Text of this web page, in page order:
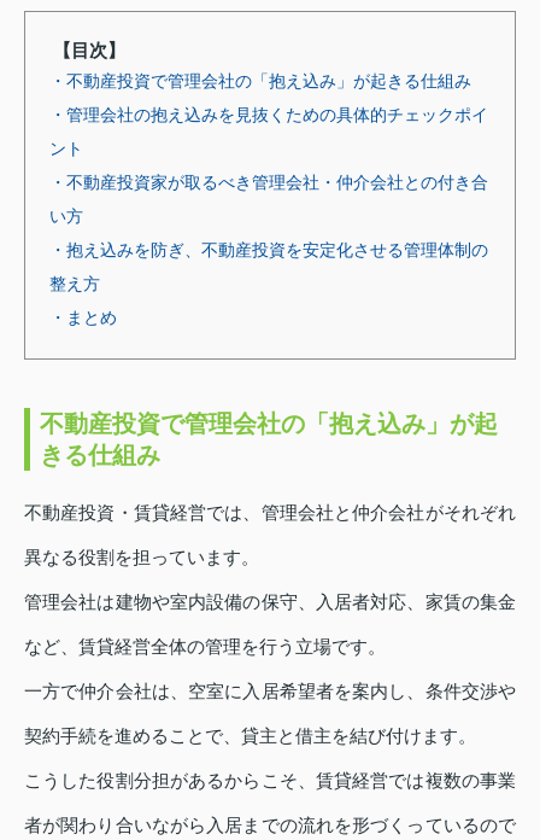
【目次】
・不動産投資で管理会社の「抱え込み」が起きる仕組み
・管理会社の抱え込みを見抜くための具体的チェックポイ
ント
・不動産投資家が取るべき管理会社・仲介会社との付き合
い方
・抱え込みを防ぎ、不動産投資を安定化させる管理体制の
整え方
・まとめ
不動産投資で管理会社の「抱え込み」が起
きる仕組み
不動産投資・賃貸経営では、管理会社と仲介会社がそれぞれ
異なる役割を担っています。
管理会社は建物や室内設備の保守、入居者対応、家賃の集金
など、賃貸経営全体の管理を行う立場です。
一方で仲介会社は、空室に入居希望者を案内し、条件交渉や
契約手続を進めることで、貸主と借主を結び付けます。
こうした役割分担があるからこそ、賃貸経営では複数の事業
者が関わり合いながら入居までの流れを形づくっているので